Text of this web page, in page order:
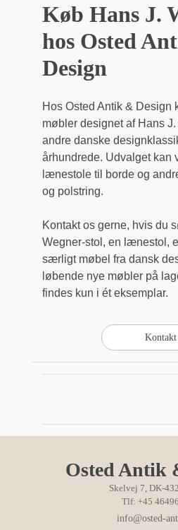
Køb Hans J.
hos Osted
Design
Hos Osted Antik & Design
møbler designet af Hans
andre danske
århundrede. Udvalget kan
lænestole til borde og
og polstring.
Kontakt os gerne, hvis du
Wegner-stol, en lænestol,
særligt møbel fra dansk
løbende nye møbler på
findes kun i ét eksemplar.
Osted Antik
Skelvej 7, DK-
Tlf: +45
info@osted-